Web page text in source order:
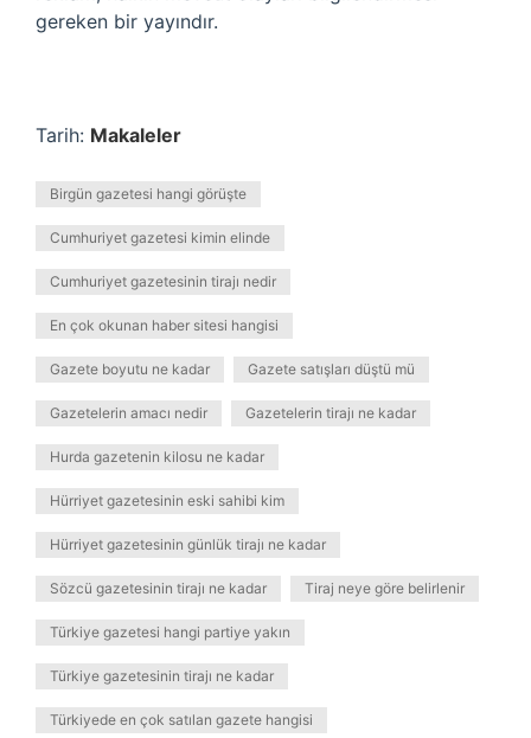
gereken bir yayındır.
Tarih: Makaleler
Birgün gazetesi hangi görüşte
Cumhuriyet gazetesi kimin elinde
Cumhuriyet gazetesinin tirajı nedir
En çok okunan haber sitesi hangisi
Gazete boyutu ne kadar Gazete satışları düştü mü
Gazetelerin amacı nedir Gazetelerin tirajı ne kadar
Hurda gazetenin kilosu ne kadar
Hürriyet gazetesinin eski sahibi kim
Hürriyet gazetesinin günlük tirajı ne kadar
Sözcü gazetesinin tirajı ne kadar Tiraj neye göre belirlenir
Türkiye gazetesi hangi partiye yakın
Türkiye gazetesinin tirajı ne kadar
Türkiyede en çok satılan gazete hangisi